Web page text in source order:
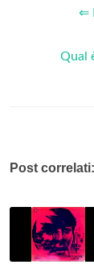
⇐
Qual
Post correlati: